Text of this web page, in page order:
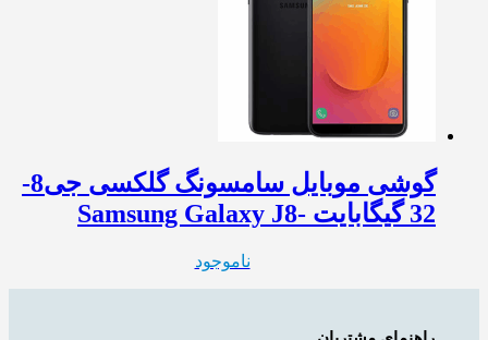
گوشی موبایل سامسونگ گلکسی جی8-
32 گیگابایت -Samsung Galaxy J8
ناموجود